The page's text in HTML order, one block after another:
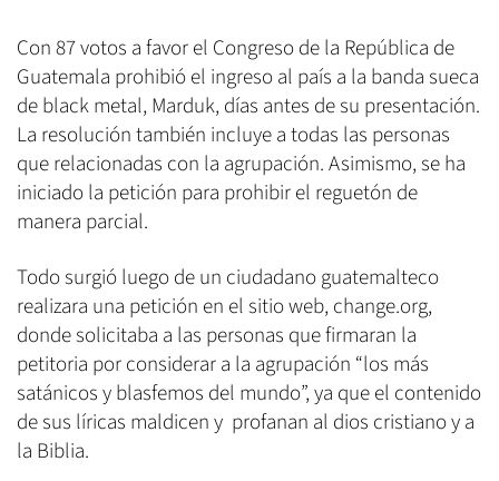
Con 87 votos a favor el Congreso de la República de
Guatemala prohibió el ingreso al país a la banda sueca
de black metal, Marduk, días antes de su presentación.
La resolución también incluye a todas las personas
que relacionadas con la agrupación. Asimismo, se ha
iniciado la petición para prohibir el reguetón de
manera parcial.
Todo surgió luego de un ciudadano guatemalteco
realizara una petición en el sitio web, change.org,
donde solicitaba a las personas que firmaran la
petitoria por considerar a la agrupación “los más
satánicos y blasfemos del mundo”, ya que el contenido
de sus líricas maldicen y profanan al dios cristiano y a
la Biblia.